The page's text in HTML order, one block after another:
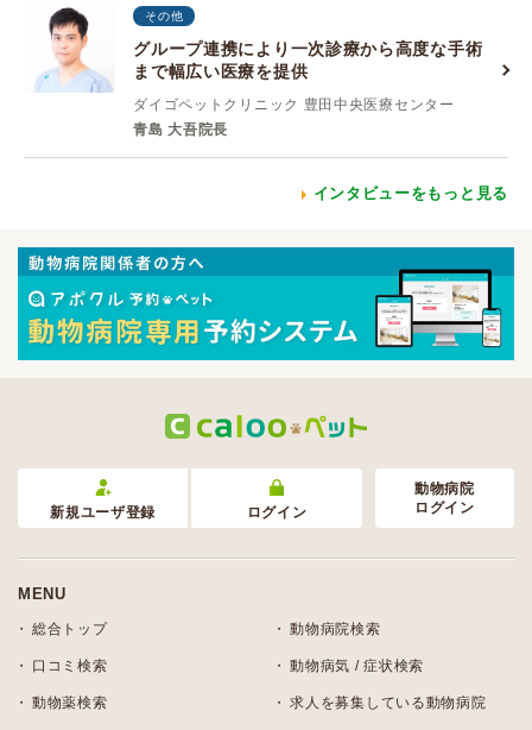
その他
グループ連携により一次診療から高度な手術
まで幅広い医療を提供
ダイゴペットクリニック 豊田中央医療センター
青島 大吾院長
インタビューをもっと見る
新規ユーザ登録 ログイン
動物病院
ログイン
MENU
総合トップ 動物病院検索
口コミ検索 動物病気 / 症状検索
動物薬検索 求人を募集している動物病院